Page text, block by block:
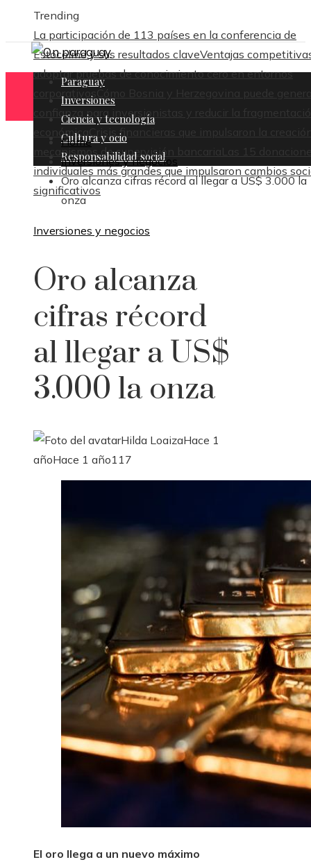
Trending
La participación de 113 países en la conferencia de
Estocolmo y sus resultados claveVentajas
adoptar pruebas de conocimiento cero en entornos
corporativos
Cómo Bosnia y Herzegovina puede
confianza para inversionistas y reducir la
económica
Crisis financieras que impulsaron la
mecanismos de supervisión bancaria
Las 15
individuales más grandes que impulsaron cambios
significativos
Paraguay
Inversiones
Ciencia y tecnología
Cultura y ocio
Responsabilidad social
Home
Inversiones y negocios
Oro alcanza cifras récord al llegar a US$ 3.000 la
onza
Inversiones y negocios
Oro alcanza
cifras récord
al llegar a US$
3.000 la onza
Hilda LoaizaHace 1
añoHace 1 año117
El oro llega a un nuevo máximo